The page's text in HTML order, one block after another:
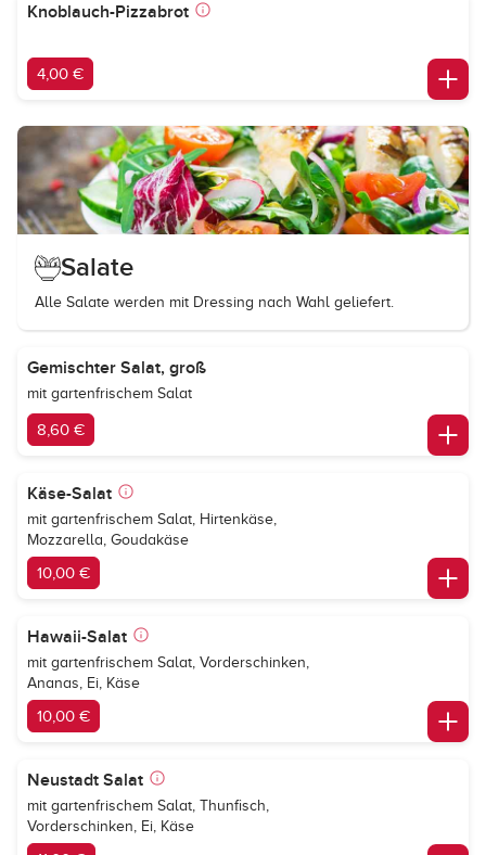
Knoblauch-Pizzabrot
4,00 €
Salate
Alle Salate werden mit Dressing nach Wahl geliefert.
Gemischter Salat, groß
mit gartenfrischem Salat
8,60 €
Käse-Salat
mit gartenfrischem Salat, Hirtenkäse,
Mozzarella, Goudakäse
10,00 €
Hawaii-Salat
mit gartenfrischem Salat, Vorderschinken,
Ananas, Ei, Käse
10,00 €
Neustadt Salat
mit gartenfrischem Salat, Thunfisch,
Vorderschinken, Ei, Käse